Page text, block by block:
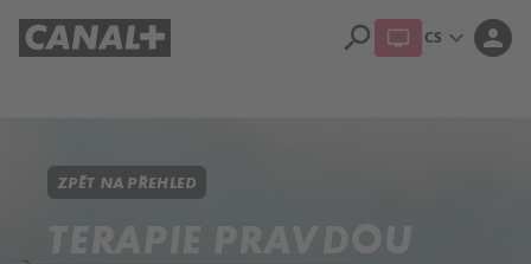
search CS expand_more person
ZPĚT NA PŘEHLED
TERAPIE PRAVDOU